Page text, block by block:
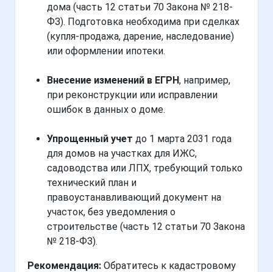
дома (часть 12 статьи 70 Закона № 218-
ФЗ). Подготовка необходима при сделках
(купля-продажа, дарение, наследование)
или оформлении ипотеки.
Внесение изменений в ЕГРН, например,
при реконструкции или исправлении
ошибок в данных о доме.
Упрощенный учет до 1 марта 2031 года
для домов на участках для ИЖС,
садоводства или ЛПХ, требующий только
технический план и
правоустанавливающий документ на
участок, без уведомления о
строительстве (часть 12 статьи 70 Закона
№ 218-ФЗ).
Рекомендация: Обратитесь к кадастровому